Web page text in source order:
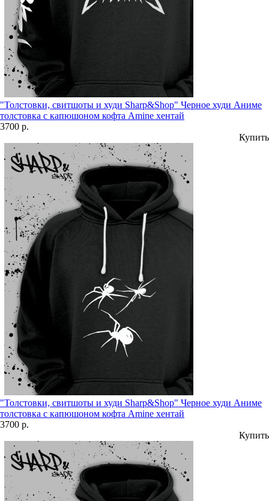
"Толстовки, свитшоты и худи Sharp&Shop" Черное худи Аниме
толстовка с капюшоном кофта Amine хентай
3700 р.
Купить
"Толстовки, свитшоты и худи Sharp&Shop" Черное худи Аниме
толстовка с капюшоном кофта Amine хентай
3700 р.
Купить